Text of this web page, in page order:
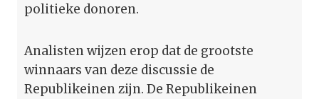
politieke donoren.
Analisten wijzen erop dat de grootste
winnaars van deze discussie de
Republikeinen zijn. De Republikeinen